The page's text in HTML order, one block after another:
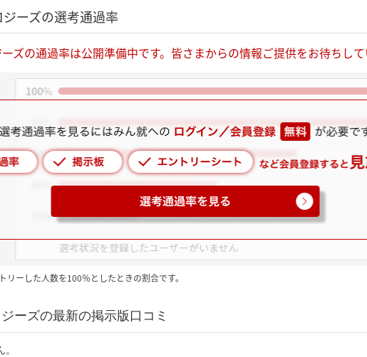
投票する
動画で知ろう！業界・企業研究
ーズの選考通過率
ズの通過率は公開準備中です。皆さまからの情報ご提供をお待ちして
ーした人数を100％としたときの割合です。
ーズの最新の掲示版口コミ